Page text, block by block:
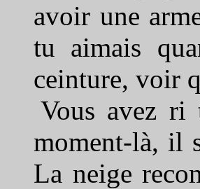
avoir une
tu aimais
ceinture, voir
Vous avez ri
moment-là, il
La neige